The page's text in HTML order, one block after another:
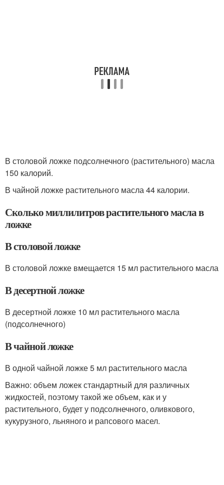
В столовой ложке подсолнечного (растительного) масла
150 калорий.
В чайной ложке растительного масла 44 калории.
Сколько миллилитров растительного масла в
ложке
В столовой ложке
В столовой ложке вмещается 15 мл растительного масла
В десертной ложке
В десертной ложке 10 мл растительного масла
(подсолнечного)
В чайной ложке
В одной чайной ложке 5 мл растительного масла
Важно: объем ложек стандартный для различных
жидкостей, поэтому такой же объем, как и у
растительного, будет у подсолнечного, оливкового,
кукурузного, льняного и рапсового масел.